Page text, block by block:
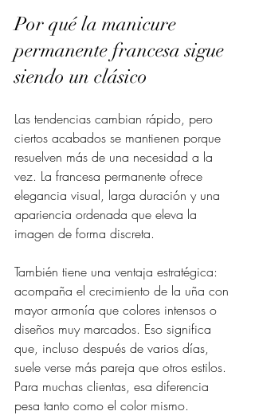
Por qué la manicure
permanente francesa sigue
siendo un clásico
Las tendencias cambian rápido, pero
ciertos acabados se mantienen porque
resuelven más de una necesidad a la
vez. La francesa permanente ofrece
elegancia visual, larga duración y una
apariencia ordenada que eleva la
imagen de forma discreta.
También tiene una ventaja estratégica:
acompaña el crecimiento de la uña con
mayor armonía que colores intensos o
diseños muy marcados. Eso significa
que, incluso después de varios días,
suele verse más pareja que otros estilos.
Para muchas clientas, esa diferencia
pesa tanto como el color mismo.